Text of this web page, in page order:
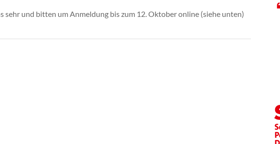
sehr und bitten um Anmeldung bis zum 12. Oktober online (siehe unten)